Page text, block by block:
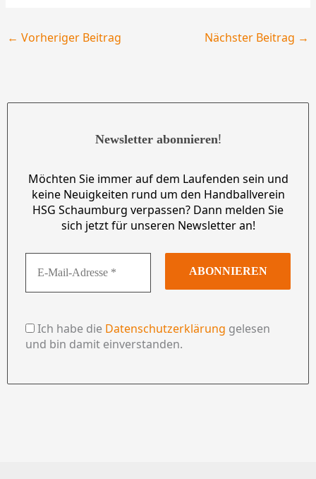
← Vorheriger Beitrag Nächster Beitrag →
Newsletter abonnieren!
Möchten Sie immer auf dem Laufenden sein und
keine Neuigkeiten rund um den Handballverein
HSG Schaumburg verpassen? Dann melden Sie
sich jetzt für unseren Newsletter an!
Ich habe die Datenschutzerklärung gelesen
und bin damit einverstanden.